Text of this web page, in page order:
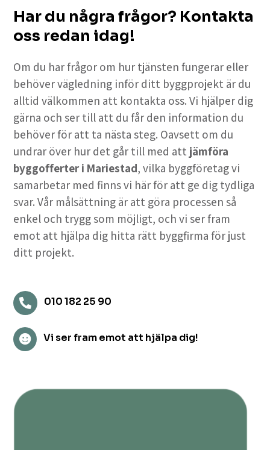
Har du några frågor? Kontakta
oss redan idag!
Om du har frågor om hur tjänsten fungerar eller
behöver vägledning inför ditt byggprojekt är du
alltid välkommen att kontakta oss. Vi hjälper dig
gärna och ser till att du får den information du
behöver för att ta nästa steg. Oavsett om du
undrar över hur det går till med att jämföra
byggofferter i Mariestad, vilka byggföretag vi
samarbetar med finns vi här för att ge dig tydliga
svar. Vår målsättning är att göra processen så
enkel och trygg som möjligt, och vi ser fram
emot att hjälpa dig hitta rätt byggfirma för just
ditt projekt.
 010 182 25 90
 Vi ser fram emot att hjälpa dig!